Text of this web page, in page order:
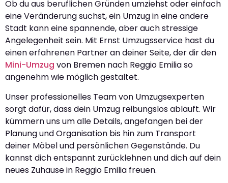
Ob du aus beruflichen Gründen umziehst oder einfach
eine Veränderung suchst, ein Umzug in eine andere
Stadt kann eine spannende, aber auch stressige
Angelegenheit sein. Mit Ernst Umzugsservice hast du
einen erfahrenen Partner an deiner Seite, der dir den
Mini-Umzug von Bremen nach Reggio Emilia so
angenehm wie möglich gestaltet.
Unser professionelles Team von Umzugsexperten
sorgt dafür, dass dein Umzug reibungslos abläuft. Wir
kümmern uns um alle Details, angefangen bei der
Planung und Organisation bis hin zum Transport
deiner Möbel und persönlichen Gegenstände. Du
kannst dich entspannt zurücklehnen und dich auf dein
neues Zuhause in Reggio Emilia freuen.